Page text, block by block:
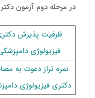
در مرحله دوم آزمون
ظرفیت پذیرش
ﻓﻴﺰﻳﻮﻟﻮژی
نمره تراز دعوت به
دکتری ﻓﻴﺰﻳﻮﻟﻮژی